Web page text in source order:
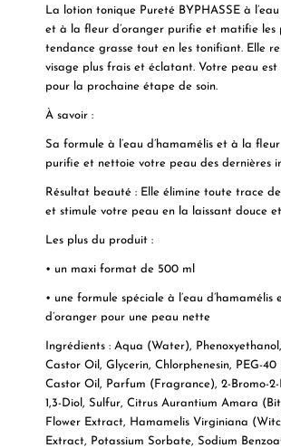
La lotion tonique Pureté BYPHASSE à l’eau
et à la fleur d’oranger purifie et matifie les
tendance grasse tout en les tonifiant. Elle
visage plus frais et éclatant. Votre peau
pour la prochaine étape de soin.
À savoir :
Sa formule à l’eau d’hamamélis et à la
purifie et nettoie votre peau des dernières
Résultat beauté : Elle élimine toute trace
et stimule votre peau en la laissant douce
Les plus du produit :
• un maxi format de 500 ml
• une formule spéciale à l’eau d’hamamélis
d’oranger pour une peau nette
Ingrédients : Aqua (Water),
Castor Oil, Glycerin, Chlorphenesin, PEG-
Castor Oil, Parfum (Fragrance), 2-Bromo-
1,3-Diol, Sulfur, Citrus Aurantium Amara
Flower Extract, Hamamelis Virginiana
Extract, Potassium Sorbate, Sodium